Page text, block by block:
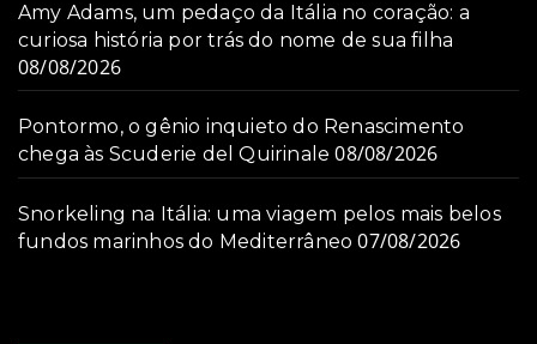
Amy Adams, um pedaço da Itália no coração: a
curiosa história por trás do nome de sua filha
08/08/2026
Pontormo, o gênio inquieto do Renascimento
chega às Scuderie del Quirinale 08/08/2026
Snorkeling na Itália: uma viagem pelos mais belos
fundos marinhos do Mediterrâneo 07/08/2026